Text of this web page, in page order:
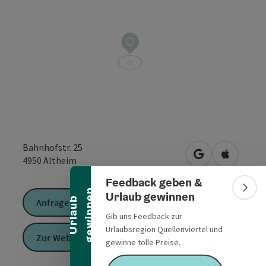
U
r
l
a
u
b
g
e
w
i
n
n
e n
Banner einklappen
Feedback geben &
Urlaub gewinnen
Gib uns Feedback zur
Urlaubsregion Quellenviertel und
gewinne tolle Preise.
Bahnhofstr. 25
4950 Altheim in Googlein Apple
Anfrage senden
Zur Website